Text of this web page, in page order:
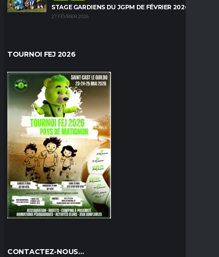
STAGE GARDIENS DU JGPM DE FÉVRIER 2026
27 FÉVRIER 2026
TOURNOI FEJ 2026
CONTACTEZ-NOUS…